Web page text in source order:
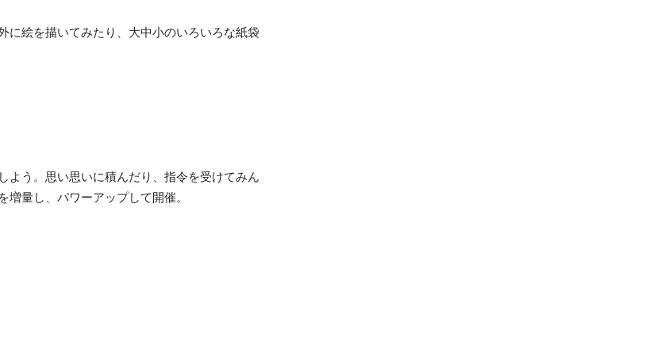
に絵を描いてみたり、大中小のいろいろな紙袋
よう。思い思いに積んだり、指令を受けてみん
量し、パワーアップして開催。